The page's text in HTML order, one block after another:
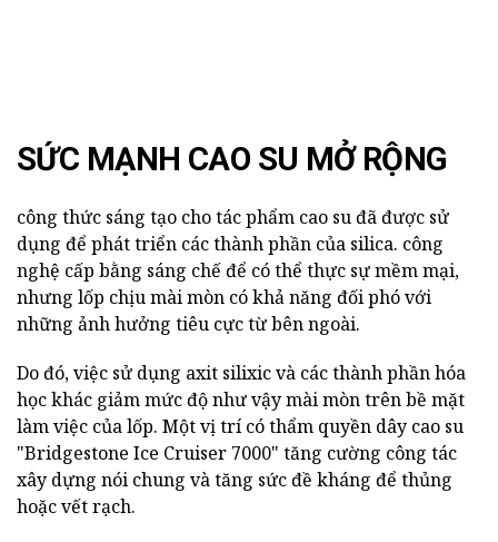
SỨC MẠNH CAO SU MỞ RỘNG
công thức sáng tạo cho tác phẩm cao su đã được sử
dụng để phát triển các thành phần của silica. công
nghệ cấp bằng sáng chế để có thể thực sự mềm mại,
nhưng lốp chịu mài mòn có khả năng đối phó với
những ảnh hưởng tiêu cực từ bên ngoài.
Do đó, việc sử dụng axit silixic và các thành phần hóa
học khác giảm mức độ như vậy mài mòn trên bề mặt
làm việc của lốp. Một vị trí có thẩm quyền dây cao su
"Bridgestone Ice Cruiser 7000" tăng cường công tác
xây dựng nói chung và tăng sức đề kháng để thủng
hoặc vết rạch.